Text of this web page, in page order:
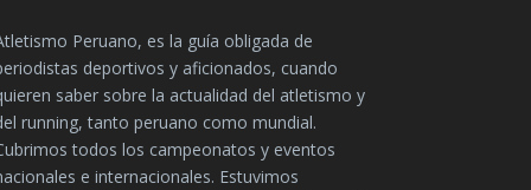
Peruano, es la guía obligada de
deportivos y aficionados, cuando
saber sobre la actualidad del atletismo y
running, tanto peruano como mundial.
todos los campeonatos y eventos
e internacionales. Estuvimos